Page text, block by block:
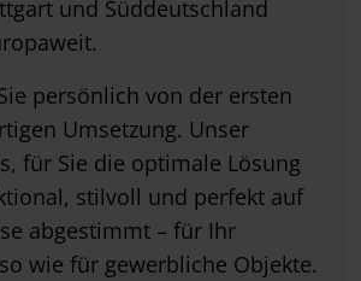
und Süddeutschland
persönlich von der ersten
Umsetzung. Unser
für Sie die optimale Lösung
stilvoll und perfekt auf
abgestimmt – für Ihr
wie für gewerbliche Objekte.